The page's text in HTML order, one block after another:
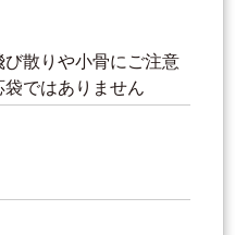
散りや小骨にご注意
ではありません